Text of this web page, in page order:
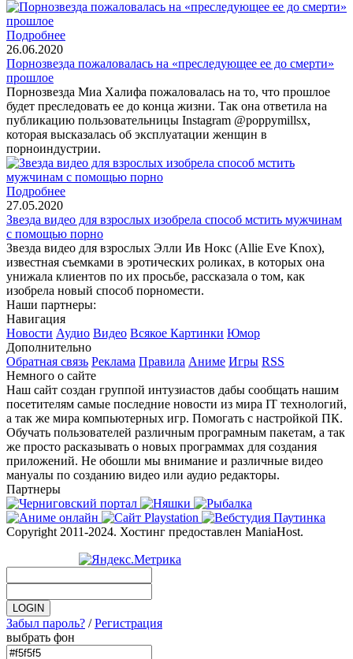
Подробнее
26.06.2020
Порнозвезда пожаловалась на «преследующее ее до смерти»
прошлое
Порнозвезда Миа Халифа пожаловалась на то, что прошлое
будет преследовать ее до конца жизни. Так она ответила на
публикацию пользовательницы Instagram @poppymillsx,
которая высказалась об эксплуатации женщин в
порноиндустрии.
Подробнее
27.05.2020
Звезда видео для взрослых изобрела способ мстить мужчинам
с помощью порно
Звезда видео для взрослых Элли Ив Нокс (Allie Eve Knox),
известная съемками в эротических роликах, в которых она
унижала клиентов по их просьбе, рассказала о том, как
изобрела новый способ порномести.
Наши партнеры:
Навигация
Новости Аудио Видео Всякое Картинки Юмор
Дополнительно
Обратная связь Реклама Правила Аниме Игры RSS
Немного о сайте
Наш сайт создан группой интузиастов дабы сообщать нашим
посетителям самые последние новости из мира IT технологий,
а так же мира компьютерных игр. Помогать с настройкой ПК.
Обучать пользователей различным програмным пакетам, а так
же просто расказывать о новых программах для создания
приложений. Не обошли мы внимание и различные видео
мануалы по созданию видео или аудио редакторы.
Партнеры
Copyright 2011-2024. Хостинг предоставлен ManiaHost.
Забыл пароль? /Регистрация
выбрать фон